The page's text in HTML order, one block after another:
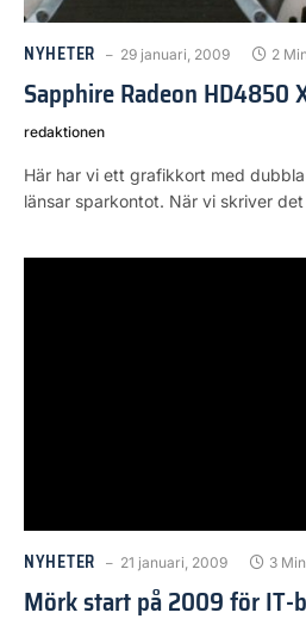
NYHETER 29 januari, 2009 2
Sapphire Radeon HD4850
redaktionen
Här har vi ett grafikkort med
länsar sparkontot. När vi skriver
NYHETER 21 januari, 2009 3
Mörk start på 2009 för IT-